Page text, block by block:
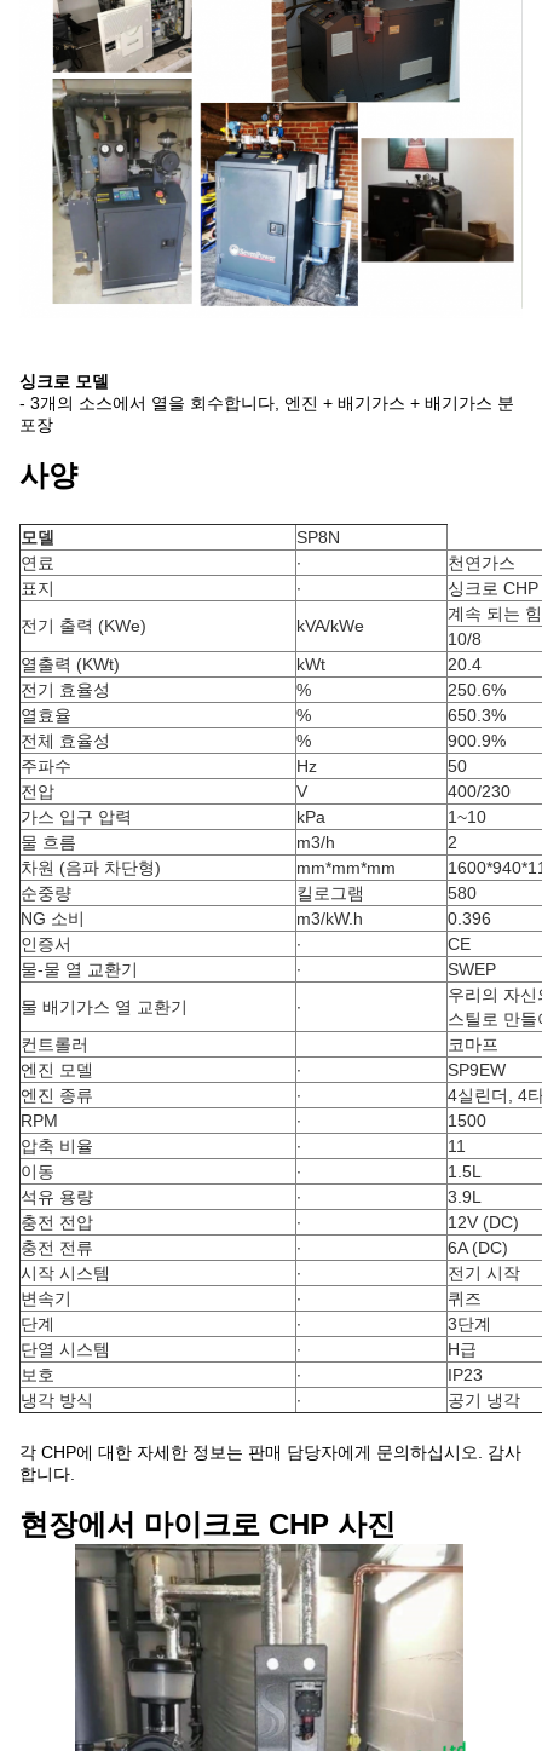
싱크로 모델
- 3개의 소스에서 열을 회수합니다, 엔진 + 배기가스 + 배기가스 분
포장
사양
모델
SP8N
연료
∙
천연가스
표지
∙
싱크로 CHP
전기 출력 (KWe)
kVA/kWe
계속 되는 힘
10/8
열출력 (KWt)
kWt
20.4
전기 효율성
%
250.6%
열효율
%
650.3%
전체 효율성
%
900.9%
주파수
Hz
50
전압
V
400/230
가스 입구 압력
kPa
1~10
물 흐름
m3/h
2
차원 (음파 차단형)
mm*mm*mm
순중량
킬로그램
580
NG 소비
m3/kW.h
0.396
인증서
∙
CE
물-물 열 교환기
∙
SWEP
물 배기가스 열 교환기
∙
우리의 자
스틸로 만
컨트롤러
코마프
엔진 모델
∙
SP9EW
엔진 종류
∙
4실린더, 4
RPM
∙
1500
압축 비율
∙
11
이동
∙
1.5L
석유 용량
∙
3.9L
충전 전압
∙
12V (DC)
충전 전류
∙
6A (DC)
시작 시스템
∙
전기 시작
변속기
∙
퀴즈
단계
∙
3단계
단열 시스템
∙
H급
보호
∙
IP23
냉각 방식
∙ 공기 냉각
각 CHP에 대한 자세한 정보는 판매 담당자에게 문의하십시오. 감사
합니다.
현장에서 마이크로 CHP 사진